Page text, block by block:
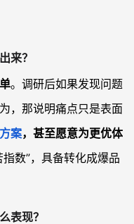
来？
。调研后如果发现问题
，那说明痛点只是表面
案，甚至愿意为更优体
数”，具备转化成爆品
表现？